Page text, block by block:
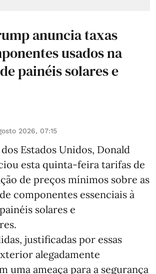
anuncia taxas
usados na
painéis solares e
2026, 07:15
Estados Unidos, Donald
esta quinta-feira tarifas de
de preços mínimos sobre as
componentes essenciais à
solares e
justificadas por essas
alegadamente
uma ameaça para a segurança